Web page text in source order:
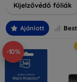
és stílusú
fedésről vagy íves
előtt tartva kínálunk
Kijelzővédő fóliák
Ajánlott
-10%